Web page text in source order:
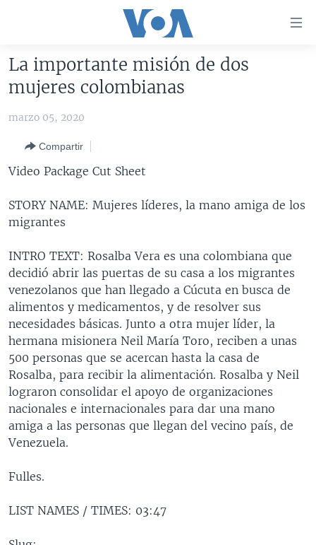
accesibilidad
Salte
navegador
Salte
AMÉRICA DEL NORTE
EEUU
MÉXICO
HAITÍ
ELECCIONES EEUU 2024
ELECCIONES EEUU
VOTO DIVIDIDO
VOA VERIFICA
VOA VERIFICA UCRANIA/RUSIA
VOA VERIFICA INMIGRACIÓN
VOA VERIFICA AMÉRICA LATINA
AMÉRICA LATINA
ARGENTINA
BOLIVIA
COLOMBIA
CHILE
PERÚ
ECUADOR
VENEZUELA
BRASIL
CHINA EN AMÉRICA LATINA
CENTROAMÉRICA
COSTA RICA
EL SALVADOR
GUATEMALA
HONDURAS
NICARAGUA
OTRAS SECCIONES
INMIGRACIÓN
LIBERTAD DE PRENSA
MUNDO
ECONOMÍA
ENTRETENIMIENTO Y CULTURA
TECNOLOGÍA
DEPORTES
CIENCIA Y SALUD
ESPECIALES DE LA VOA
LIBERTAD DE PRENSA
UCRANIA
MULTIMEDIA
VIDEOS
FOTOGRAFÍA
AUDIOS
PROGRAMAS TV
EL MUNDO AL DÍA
FORO INTERAMERICANO
VISIÓN 360
PANORAMA
RADIO
AVANCE INFORMATIVO
AUDIONOTICIAS
ESTADOS UNIDOS AL DÍA
EL MUNDO AL DÍA [RADIO]
DIRECT
DOCUMENTALES DE LA VOA
SÍGANOS
La importante misión de dos
mujeres colombianas
marzo 05, 2020
Compartir
Video Package Cut Sheet
STORY NAME: Mujeres líderes, la mano amiga de los
migrantes
INTRO TEXT: Rosalba Vera es una colombiana que
decidió abrir las puertas de su casa a los migrantes
venezolanos que han llegado a Cúcuta en busca de
alimentos y medicamentos, y de resolver sus
necesidades básicas. Junto a otra mujer líder, la
hermana misionera Neil María Toro, reciben a unas
500 personas que se acercan hasta la casa de
Rosalba, para recibir la alimentación. Rosalba y Neil
lograron consolidar el apoyo de organizaciones
nacionales e internacionales para dar una mano
amiga a las personas que llegan del vecino país, de
Venezuela.
Fulles.
LIST NAMES / TIMES: 03:47